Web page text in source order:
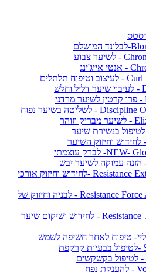
- Resistance Extentioniste -לחידוש וחיזוק אורכי
- Resistance Force Architecte - לבניה וחיזוק של
- Resistance Therapiste - לחידוש ושיקום שיער